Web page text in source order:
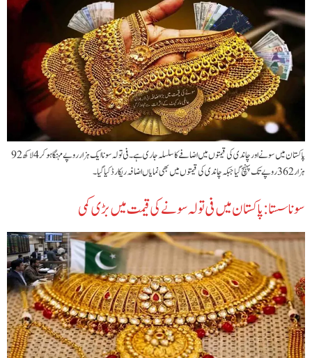
پاکستان میں سونے اور چاندی کی قیمتوں میں اضافے کا سلسلہ جاری ہے۔ فی تولہ سونا ایک ہزار روپے مہنگا ہوکر 4 لاکھ 92
ہزار 362 روپے تک پہنچ گیا جبکہ چاندی کی قیمتوں میں بھی نمایاں اضافہ ریکارڈ کیا گیا۔
سونا سستا: پاکستان میں فی تولہ سونے کی قیمت میں بڑی کمی